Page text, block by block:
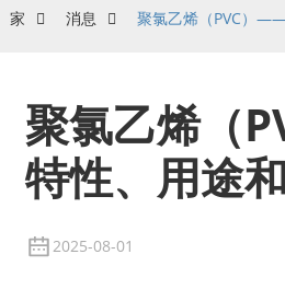
家 消息 聚氯乙烯（PVC）
聚氯乙烯（
特性、用途
2025-08-01